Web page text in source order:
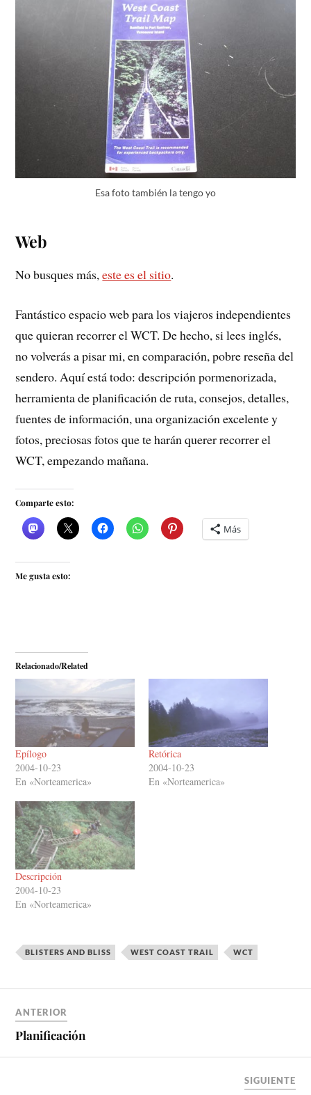
Esa foto también la tengo yo
Web
No busques más,este es el sitio.
Fantástico espacio web para los viajeros independientes
que quieran recorrer el WCT. De hecho, si lees inglés,
no volverás a pisar mi, en comparación, pobre reseña del
sendero. Aquí está todo: descripción pormenorizada,
herramienta de planificación de ruta, consejos, detalles,
fuentes de información, una organización excelente y
fotos, preciosas fotos que te harán querer recorrer el
WCT, empezando mañana.
Comparte esto:
Más
Me gusta esto:
Relacionado/Related
Epílogo
2004-10-23
En «Norteamerica»
Retórica
2004-10-23
En «Norteamerica»
Descripción
2004-10-23
En «Norteamerica»
BLISTERS AND BLISS WEST COAST TRAIL WCT
ANTERIOR
Planificación
SIGUIENTE